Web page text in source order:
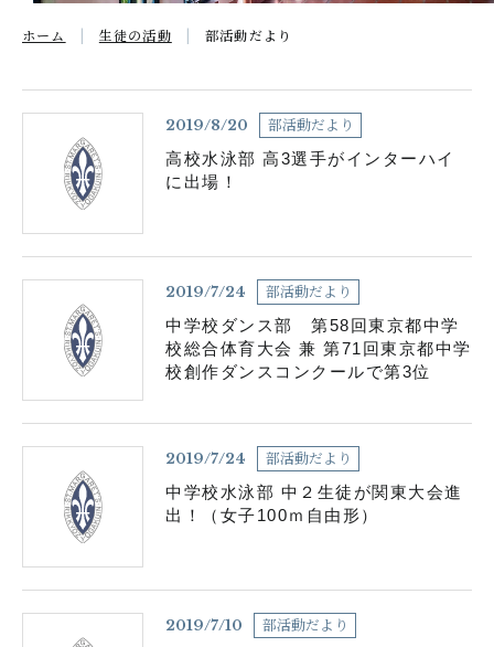
学校生活
進路・進学
入試案内
各種お問い合わせ
生徒の活動
在校生用書式ダウンロード 卒業生の皆さんへ
塾の皆様へ
サイトマップ よくある質問
採用情報 アクセス
関連リンク
ホーム 生徒の活動 部活動だより
2019/8/20 部活動だより
高校水泳部 高3選手がインターハイ
に出場！
2019/7/24 部活動だより
中学校ダンス部 第58回東京都中学
校総合体育大会 兼 第71回東京都中学
校創作ダンスコンクールで第3位
2019/7/24 部活動だより
中学校水泳部 中２生徒が関東大会進
出！（女子100ｍ自由形）
2019/7/10 部活動だより